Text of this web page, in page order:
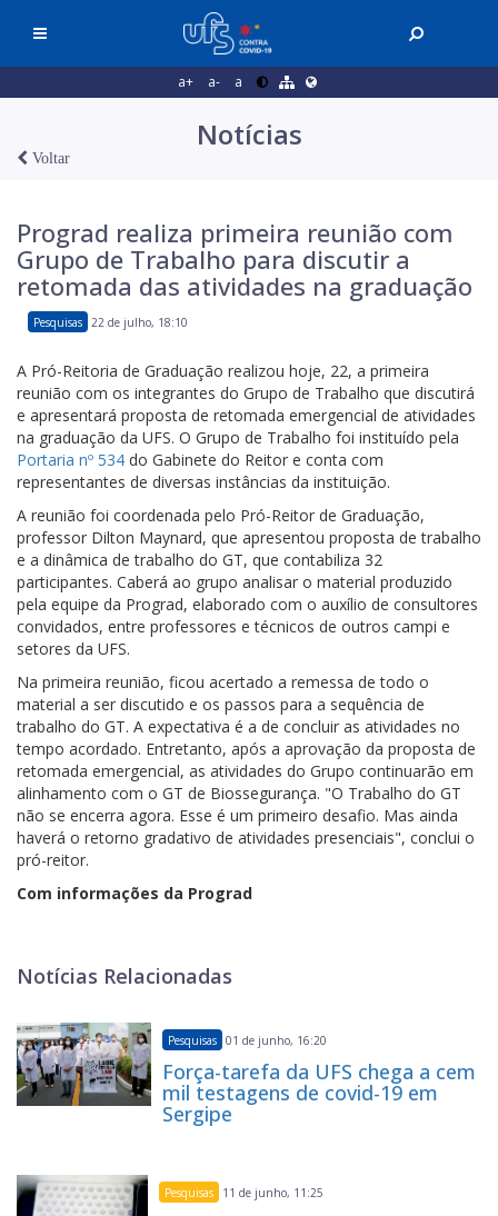
a+ a- a
Notícias
Voltar
Prograd realiza primeira reunião com
Grupo de Trabalho para discutir a
retomada das atividades na graduação
Pesquisas 22 de julho, 18:10
A Pró-Reitoria de Graduação realizou hoje, 22, a primeira
reunião com os integrantes do Grupo de Trabalho que discutirá
e apresentará proposta de retomada emergencial de atividades
na graduação da UFS. O Grupo de Trabalho foi instituído pela
Portaria nº 534 do Gabinete do Reitor e conta com
representantes de diversas instâncias da instituição.
A reunião foi coordenada pelo Pró-Reitor de Graduação,
professor Dilton Maynard, que apresentou proposta de trabalho
e a dinâmica de trabalho do GT, que contabiliza 32
participantes. Caberá ao grupo analisar o material produzido
pela equipe da Prograd, elaborado com o auxílio de consultores
convidados, entre professores e técnicos de outros campi e
setores da UFS.
Na primeira reunião, ficou acertado a remessa de todo o
material a ser discutido e os passos para a sequência de
trabalho do GT. A expectativa é a de concluir as atividades no
tempo acordado. Entretanto, após a aprovação da proposta de
retomada emergencial, as atividades do Grupo continuarão em
alinhamento com o GT de Biossegurança. "O Trabalho do GT
não se encerra agora. Esse é um primeiro desafio. Mas ainda
haverá o retorno gradativo de atividades presenciais", conclui o
pró-reitor.
Com informações da Prograd
Notícias Relacionadas
Pesquisas 01 de junho, 16:20
Força-tarefa da UFS chega a cem
mil testagens de covid-19 em
Sergipe
Pesquisas 11 de junho, 11:25